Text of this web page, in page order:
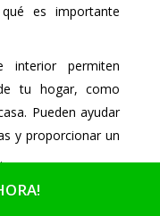
es importante
permiten
tu hogar, como
Pueden ayudar
y proporcionar un
interior pueden
en tu hogar.